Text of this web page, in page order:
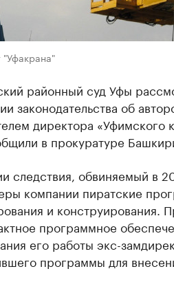
районный суд Уфы
законодательства об
директора «Уфимского
в прокуратуре
следствия, обвиняемый в
компании пиратские
и конструирования.
программное
его работы экс-
программы для